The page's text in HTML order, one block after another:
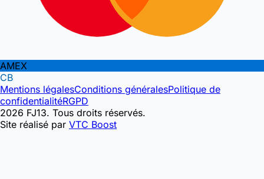
AMEX
CB
Mentions légalesConditions généralesPolitique de
confidentialitéRGPD
2026 FJ13. Tous droits réservés.
Site réalisé par VTC Boost